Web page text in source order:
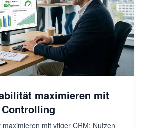
maximieren mit
maximieren mit vtiger CRM: Nutzen